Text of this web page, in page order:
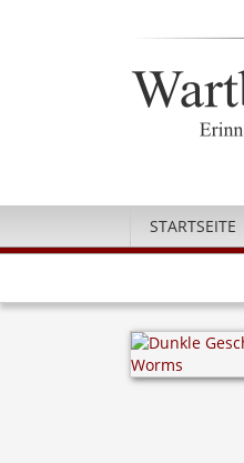
STARTSEITE